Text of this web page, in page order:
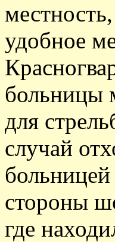
удобное
больницы
для
случай
стороны
где